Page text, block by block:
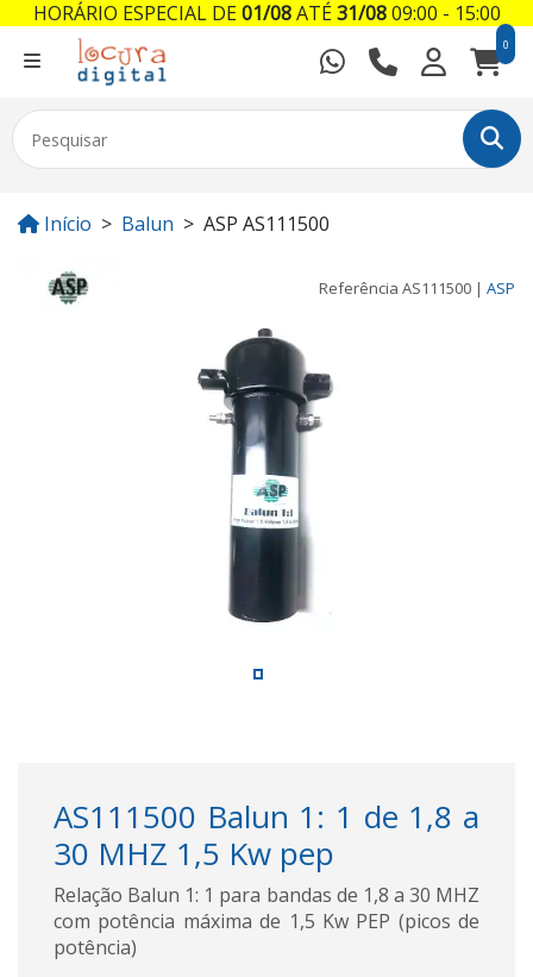
0
Início Balun ASP AS111500
Referência AS111500 | ASP
AS111500 Balun 1: 1 de 1,8 a
30 MHZ 1,5 Kw pep
Relação Balun 1: 1 para bandas de 1,8 a 30 MHZ
com potência máxima de 1,5 Kw PEP (picos de
potência)
HORÁRIO ESPECIAL DE01/08ATÉ31/0809:00 - 15:00